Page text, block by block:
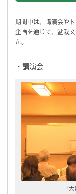
期間中は、講演会やト
企画を通じて、盆栽
た。
・講演会
「